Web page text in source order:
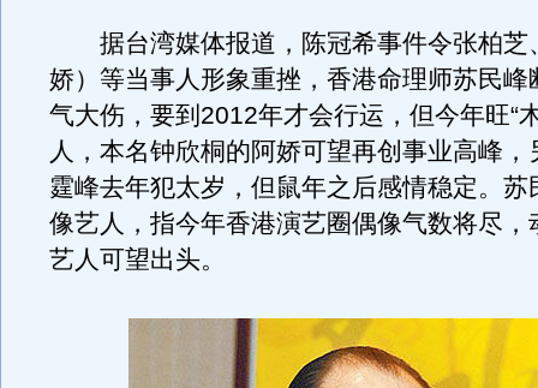
据台湾媒体报道，陈冠希事件令张柏芝
娇）等当事人形象重挫，香港命理师苏民峰
气大伤，要到2012年才会行运，但今年旺“
人，本名钟欣桐的阿娇可望再创事业高峰，
霆峰去年犯太岁，但鼠年之后感情稳定。苏
像艺人，指今年香港演艺圈偶像气数将尽，
艺人可望出头。